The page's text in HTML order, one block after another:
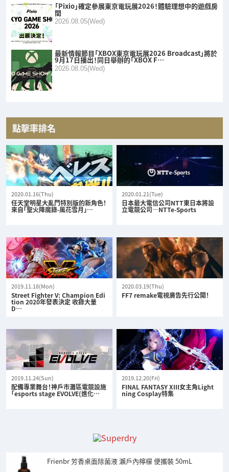
「Pixio」確定參展東京電玩展2026！體驗理想中的遊戲房
間
2026.08.05(Wed)
最新情報節目「XBOX東京電玩展2026 Broadcast」將於
9月17日播出！同日舉辦的「XBOX F…
2026.08.05(Wed)
點擊率排名
2020.01.16(Thu)
任天堂明星大亂鬥特別版的新角色！
來自「聖火降魔錄-風花雪月」…
2020.01.21(Tue)
日本最大電信公司NTT東日本將設
立電競公司—NTTe-Sports
2019.11.18(Mon)
Street Fighter V: Champion Edi
tion 2020年發表決定 收錄大量
D…
2020.03.19(Thu)
FF7 remake電視廣告先行公開！
2019.11.24(Sun)
配備專業舞台！神戶市灘區電競設施
「esports stage EVOLVE(進化…
2019.12.20(Fri)
FINAL FANTASY XIII女主角Light
ning Cosplay特集
Frienbr 芳香桌面除菌液 瀨戶內檸檬 便攜裝 50mL